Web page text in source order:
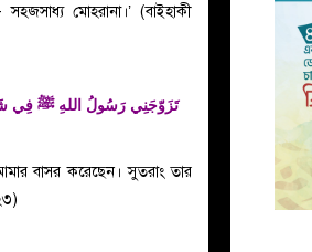
সহজসাধ্য মোহরানা।’ (বাইহাকী
تَزَوّجَنِي رَسُولُ اللهِ ﷺ فِي